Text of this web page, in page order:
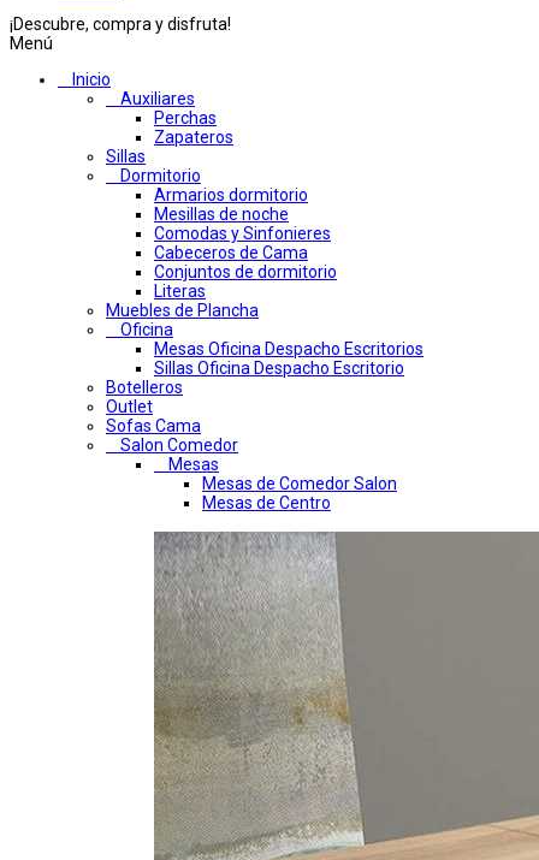
¡Descubre, compra y disfruta!
Menú
Inicio
Auxiliares
Perchas
Zapateros
Sillas
Dormitorio
Armarios dormitorio
Mesillas de noche
Comodas y Sinfonieres
Cabeceros de Cama
Conjuntos de dormitorio
Literas
Muebles de Plancha
Oficina
Mesas Oficina Despacho Escritorios
Sillas Oficina Despacho Escritorio
Botelleros
Outlet
Sofas Cama
Salon Comedor
Mesas
Mesas de Comedor Salon
Mesas de Centro